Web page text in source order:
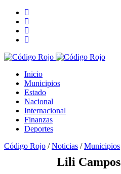
Inicio
Municipios
Estado
Nacional
Internacional
Finanzas
Deportes
Código Rojo /Noticias /Municipios
Lili Campos